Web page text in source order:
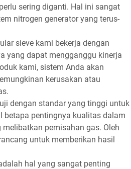
sering diganti. Hal ini sangat
nitrogen generator yang terus-
sieve kami bekerja dengan
yang dapat mengganggu kinerja
kami, sistem Anda akan
kerusakan atau
dengan standar yang tinggi untuk
betapa pentingnya kualitas dalam
pemisahan gas. Oleh
untuk memberikan hasil
hal yang sangat penting